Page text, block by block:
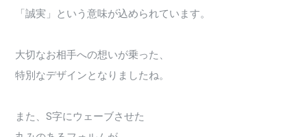
「誠実」という意味が込められています。
大切なお相手への想いが乗った、
特別なデザインとなりましたね。
また、S字にウェーブさせた